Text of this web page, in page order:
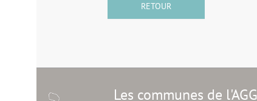
RETOUR
Les communes de